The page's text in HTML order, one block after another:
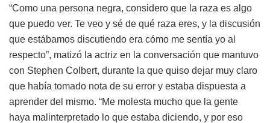
“Como una persona negra, considero que la raza es algo
que puedo ver. Te veo y sé de qué raza eres, y la discusión
que estábamos discutiendo era cómo me sentía yo al
respecto”, matizó la actriz en la conversación que mantuvo
con Stephen Colbert, durante la que quiso dejar muy claro
que había tomado nota de su error y estaba dispuesta a
aprender del mismo. “Me molesta mucho que la gente
haya malinterpretado lo que estaba diciendo, y por eso